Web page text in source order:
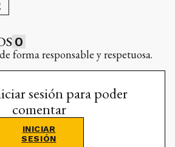
0
forma responsable y respetuosa.
sesión para poder
comentar
INICIAR
SESIÓN